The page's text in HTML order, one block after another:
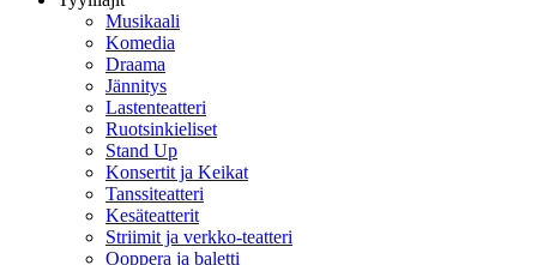
Musikaali
Komedia
Draama
Jännitys
Lastenteatteri
Ruotsinkieliset
Stand Up
Konsertit ja Keikat
Tanssiteatteri
Kesäteatterit
Striimit ja verkko-teatteri
Ooppera ja baletti